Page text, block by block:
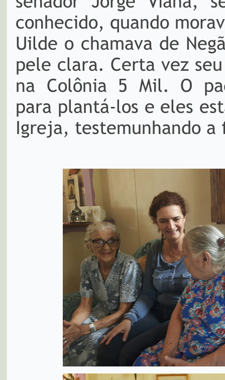
conhecido, quando
Uilde o chamava de
pele clara. Certa vez
na Colônia 5 Mil. O
para plantá-los e eles
Igreja, testemunhando a